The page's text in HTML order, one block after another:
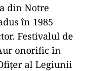
din Notre
în 1985
Festivalul de
onorific în
al Legiunii